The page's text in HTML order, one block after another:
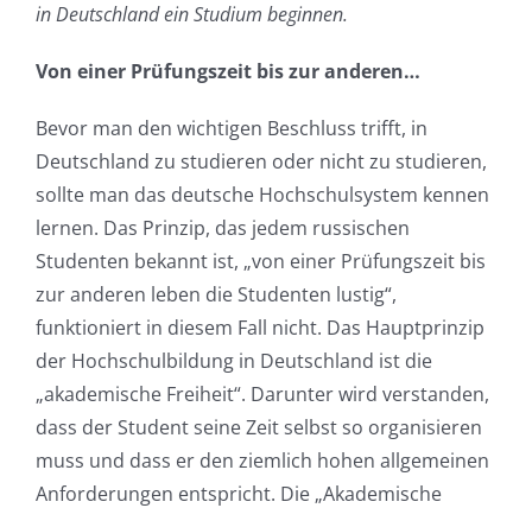
in Deutschland ein Studium beginnen.
Von einer Prüfungszeit bis zur anderen…
Bevor man den wichtigen Beschluss trifft, in
Deutschland zu studieren oder nicht zu studieren,
sollte man das deutsche Hochschulsystem kennen
lernen. Das Prinzip, das jedem russischen
Studenten bekannt ist, „von einer Prüfungszeit bis
zur anderen leben die Studenten lustig“,
funktioniert in diesem Fall nicht. Das Hauptprinzip
der Hochschulbildung in Deutschland ist die
„akademische Freiheit“. Darunter wird verstanden,
dass der Student seine Zeit selbst so organisieren
muss und dass er den ziemlich hohen allgemeinen
Anforderungen entspricht. Die „Akademische